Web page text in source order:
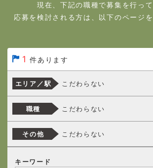
現在、下記の職種で募集を行って
応募を検討される方は、以下のページを
1 件あります
エリア／駅 こだわらない
職種 こだわらない
その他 こだわらない
キーワード